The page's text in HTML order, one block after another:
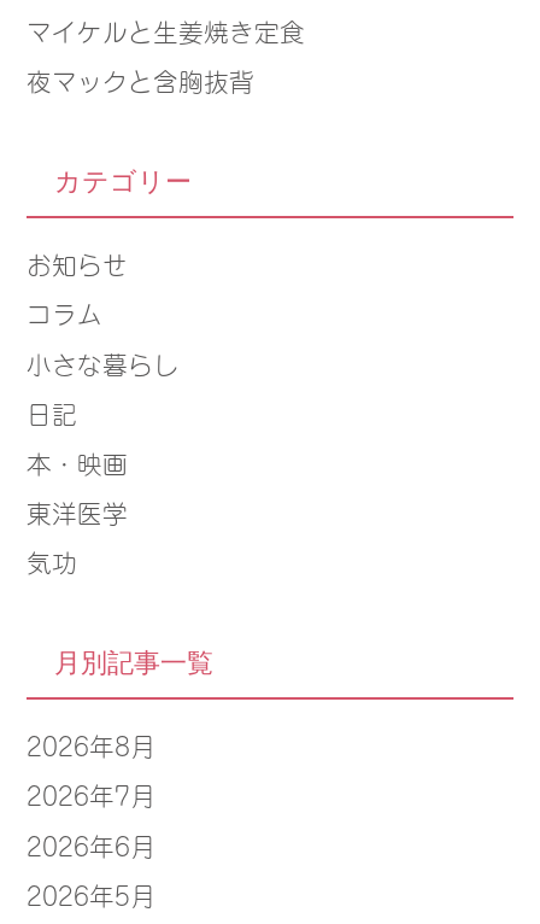
マイケルと生姜焼き定食
夜マックと含胸抜背
カテゴリー
お知らせ
コラム
小さな暮らし
日記
本・映画
東洋医学
気功
月別記事一覧
2026年8月
2026年7月
2026年6月
2026年5月